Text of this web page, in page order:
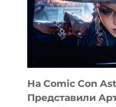
На Comic Con
Представили